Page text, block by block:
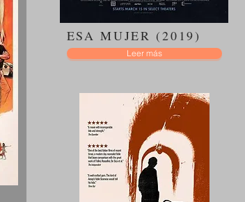
ESA MUJER (2019)
Leer más